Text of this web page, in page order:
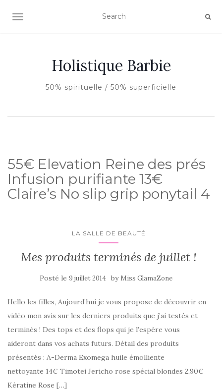
AFFICHER/MASQUER LA NAVIGATION
Holistique Barbie
50% spirituelle / 50% superficielle
55€ Elevation Reine des prés
Infusion purifiante 13€
Claire’s No slip grip ponytail 4
LA SALLE DE BEAUTÉ
Mes produits terminés de juillet !
Posté le 9 juillet 2014 by Miss GlamaZone
Hello les filles, Aujourd’hui je vous propose de découvrir en
vidéo mon avis sur les derniers produits que j’ai testés et
terminés ! Des tops et des flops qui je l’espère vous
aideront dans vos achats futurs. Détail des produits
présentés : A-Derma Exomega huile émolliente
nettoyante 14€ Timotei Jericho rose spécial blondes 2,90€
Kératine Rose […]